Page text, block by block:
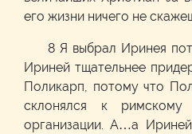
его жизни ничего не
8 Я выбрал Иринея
Ириней тщательнее
Поликарп, потому что
склонялся к римскому
организации. А…а